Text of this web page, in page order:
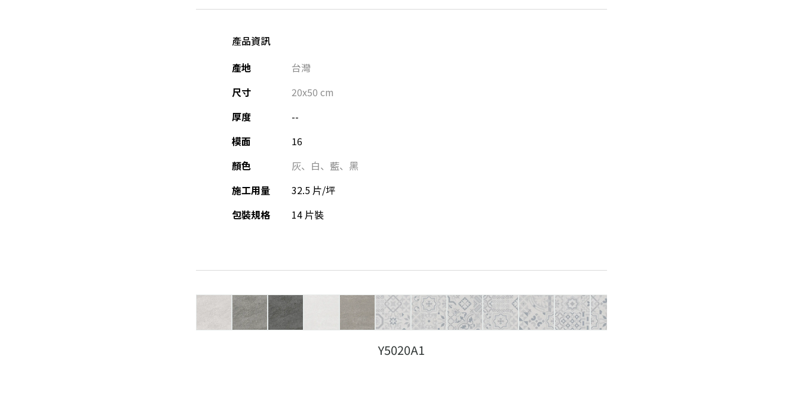
產品資訊
產地
台灣
尺寸
20x50 cm
厚度
--
模面
16
顏色
灰、 白、 藍、 黑
施工用量
32.5 片/坪
包裝規格
14 片裝
Y5020A1